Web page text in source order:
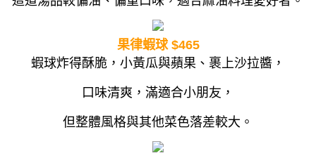
果律蝦球 $465
蝦球炸得酥脆， 小黃瓜與蘋果、裹上沙拉醬，
口味清爽，滿適合小朋友，
但整體風格與其他菜色落差較大。